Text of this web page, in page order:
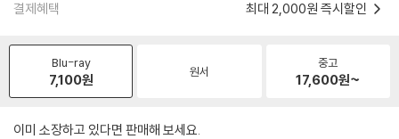
결제혜택 최대 2,000원 즉시할인
Blu-ray
7,100원 원서
중고
17,600원~
이미 소장하고 있다면 판매해 보세요.